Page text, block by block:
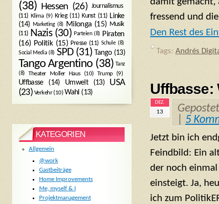
fressend und
Den Rest des
Tags: Andrés
Uffbasse:
DEZ.
13
5
Jetzt bin ich
Feindbild: Ein
der noch
einsteigt. Ja,
ich zum
(38) Hessen (26) Journalismus
(11) Klima(9) Krieg(11) Kunst(11) Linke
(14) Marketing(8) Milonga(15) Musik
(11) Nazis(30) Parteien(8) Piraten
(16) Politik(15) Presse(11) Schule(8)
Social Media (8) SPD(31) Tango(13)
Tango Argentino(38) Tanz
(8)
Theater Moller Haus(10) Trump(9)
Uffbasse(14) Umwelt(13)
USA
(23) Verkehr(10) Wahl (13)
KATEGORIEN
Allgemein
@work
Gastbeiträge
Home Improvements
Me, myself & I
Projektmanagement